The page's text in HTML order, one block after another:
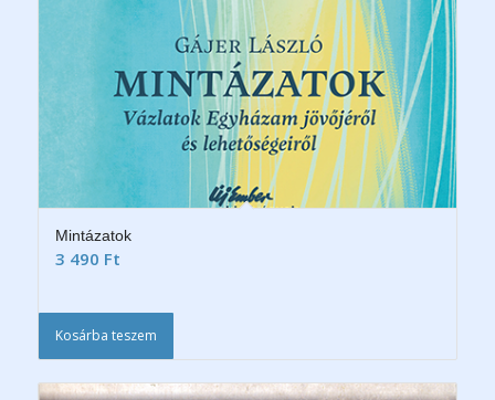
Mintázatok
3 490 Ft
Kosárba teszem